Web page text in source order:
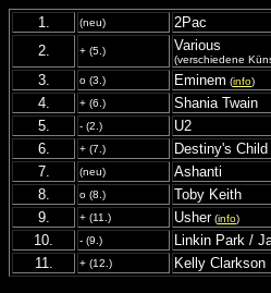
1. (neu) 2Pac
2.
+ (5.) Various
(verschiedene
3.
o (3.) Eminem (info)
4.
+ (6.) Shania Twain
5.
- (2.) U2
6.
+ (7.) Destiny's Child
7.
(neu) Ashanti
8.
o (8.) Toby Keith
9.
+ (11.) Usher(info)
10.
- (9.) Linkin Park /
11.
+ (12.) Kelly Clarkson